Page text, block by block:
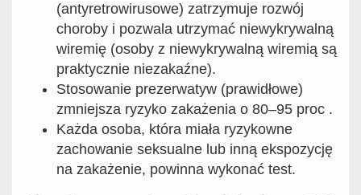
(antyretrowirusowe) zatrzymuje rozwój
choroby i pozwala utrzymać niewykrywalną
wiremię (osoby z niewykrywalną wiremią są
praktycznie niezakaźne).
Stosowanie prezerwatyw (prawidłowe)
zmniejsza ryzyko zakażenia o 80–95 proc .
Każda osoba, która miała ryzykowne
zachowanie seksualne lub inną ekspozycję
na zakażenie, powinna wykonać test.